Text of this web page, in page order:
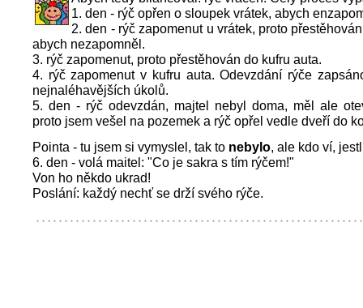
1. den - rýč opřen o sloupek vrátek, abych
2. den - rýč zapomenut u vrátek, proto
abych nezapomněl.
3. rýč zapomenut, proto přestěhován do kufru auta.
4. rýč zapomenut v kufru auta. Odevzdání rýče
nejnaléhavějších úkolů.
5. den - rýč odevzdán, majtel nebyl doma, měl ale
proto jsem vešel na pozemek a rýč opřel vedle dveří do
Pointa - tu jsem si vymyslel, tak to nebylo, ale kdo ví,
6. den - volá maitel: "Co je sakra s tím rýčem!"
Von ho někdo ukrad!
Poslání: každý nechť se drží svého rýče.